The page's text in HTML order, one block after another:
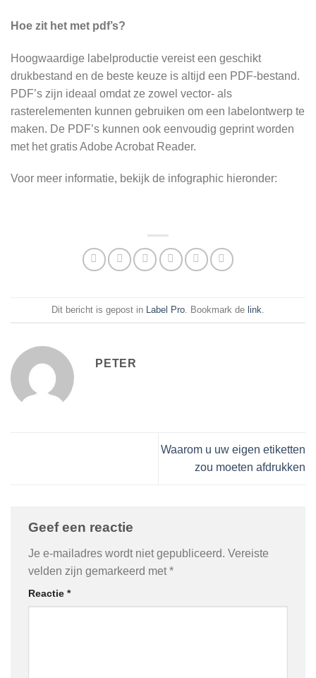
Hoe zit het met pdf’s?
Hoogwaardige labelproductie vereist een geschikt
drukbestand en de beste keuze is altijd een PDF-bestand.
PDF’s zijn ideaal omdat ze zowel vector- als
rasterelementen kunnen gebruiken om een labelontwerp te
maken. De PDF’s kunnen ook eenvoudig geprint worden
met het gratis Adobe Acrobat Reader.
Voor meer informatie, bekijk de infographic hieronder:
Dit bericht is gepost in Label Pro . Bookmark de link
PETER
Waarom u uw eigen etiketten
zou moeten afdrukken
Geef een reactie
Je e-mailadres wordt niet gepubliceerd. Vereiste
velden zijn gemarkeerd met*
Reactie *